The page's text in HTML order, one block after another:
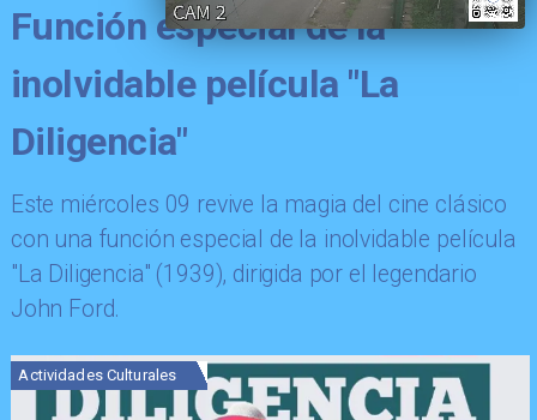
Función especial de la
inolvidable película "La
Diligencia"
Este miércoles 09 revive la magia del cine clásico
con una función especial de la inolvidable película
"La Diligencia" (1939), dirigida por el legendario
John Ford.
Actividades Culturales